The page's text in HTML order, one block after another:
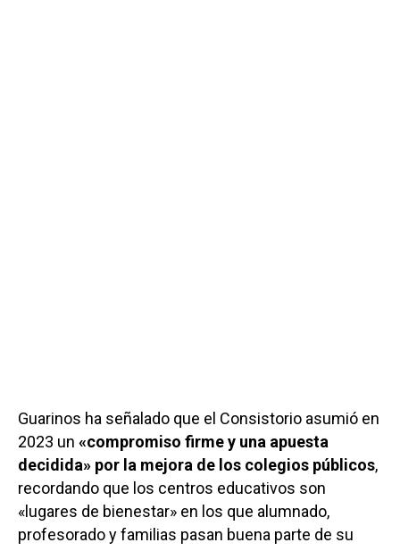
Guarinos ha señalado que el Consistorio asumió en
2023 un «compromiso firme y una apuesta
decidida» por la mejora de los colegios públicos,
recordando que los centros educativos son
«lugares de bienestar» en los que alumnado,
profesorado y familias pasan buena parte de su